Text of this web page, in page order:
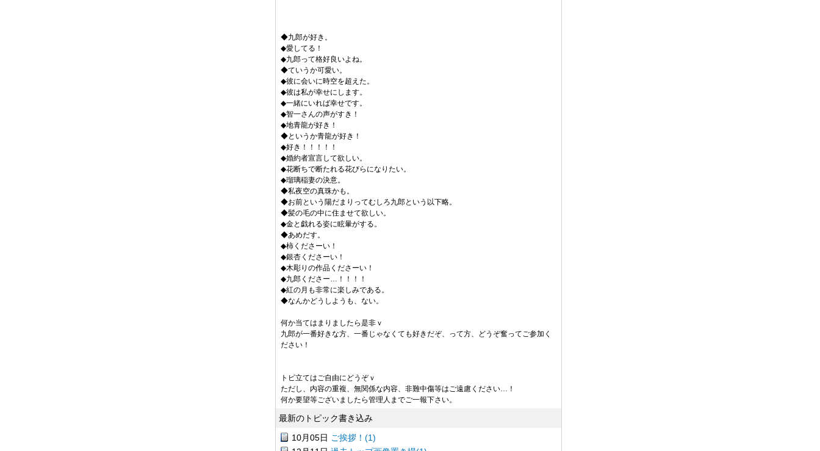
◆九郎が好き。
◆愛してる！
◆九郎って格好良いよね。
◆ていうか可愛い。
◆彼に会いに時空を超えた。
◆彼は私が幸せにします。
◆一緒にいれば幸せです。
◆智一さんの声がすき！
◆地青龍が好き！
◆というか青龍が好き！
◆好き！！！！！
◆婚約者宣言して欲しい。
◆花断ちで断たれる花びらになりたい。
◆瑠璃稲妻の決意。
◆私夜空の真珠かも。
◆お前という陽だまりってむしろ九郎という以下略。
◆髪の毛の中に住ませて欲しい。
◆金と戯れる姿に眩暈がする。
◆あめだす。
◆柿くださーい！
◆銀杏くださーい！
◆木彫りの作品くださーい！
◆九郎くださー…！！！！
◆紅の月も非常に楽しみである。
◆なんかどうしようも、ない。
何か当てはまりましたら是非ｖ
九郎が一番好きな方、一番じゃなくても好きだぞ、って方、どうぞ奮ってご参加く
ださい！
トピ立てはご自由にどうぞｖ
ただし、内容の重複、無関係な内容、非難中傷等はご遠慮ください…！
何か要望等ございましたら管理人までご一報下さい。
最新のトピック書き込み
10月05日 ご挨拶！(1)